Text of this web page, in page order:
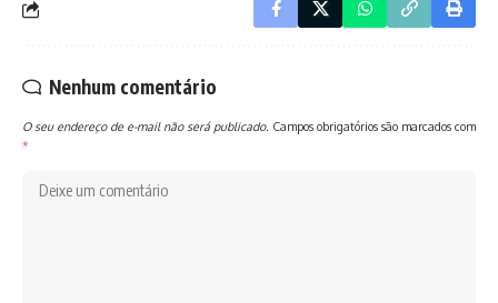
Nenhum comentário
O seu endereço de e-mail não será publicado. Campos obrigatórios são marcados com
*